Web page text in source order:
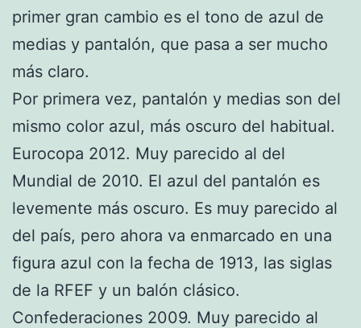
primer gran cambio es el tono de azul de
medias y pantalón, que pasa a ser mucho
más claro.
Por primera vez, pantalón y medias son del
mismo color azul, más oscuro del habitual.
Eurocopa 2012. Muy parecido al del
Mundial de 2010. El azul del pantalón es
levemente más oscuro. Es muy parecido al
del país, pero ahora va enmarcado en una
figura azul con la fecha de 1913, las siglas
de la RFEF y un balón clásico.
Confederaciones 2009. Muy parecido al